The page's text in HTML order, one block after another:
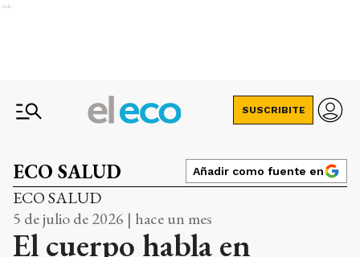
Ads
SUSCRIBITE
ECO SALUD Añadir como fuente en
ECO SALUD
5 de julio de 2026 | hace un mes
El cuerpo habla en